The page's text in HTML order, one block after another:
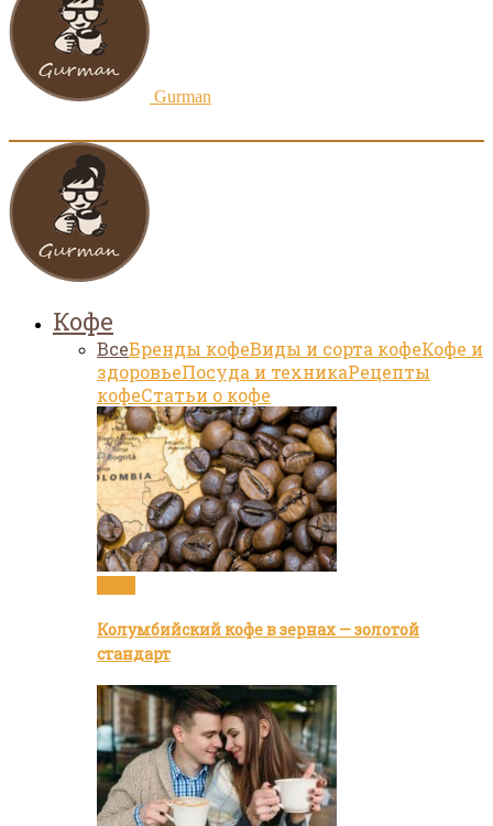
Gurman
Кофе
ВсеБренды кофеВиды и сорта кофеКофе и
здоровьеПосуда и техникаРецепты
кофеСтатьи о кофе
Колумбийский кофе в зернах — золотой
стандарт